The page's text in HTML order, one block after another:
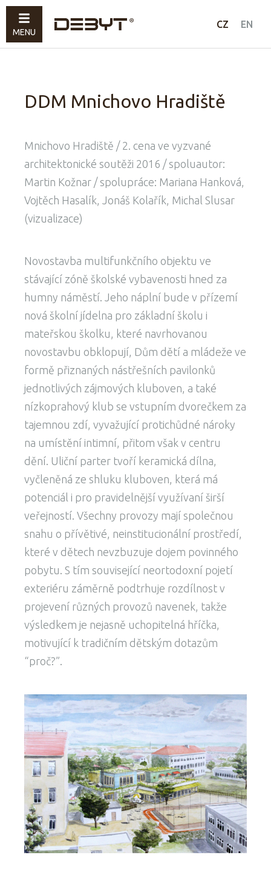
CZ EN
Nábytek
Svítidla
Prodáno
Kontakty
DDM Mnichovo Hradiště
Mnichovo Hradiště / 2. cena ve vyzvané
architektonické soutěži 2016 / spoluautor:
Martin Kožnar / spolupráce: Mariana Hanková,
Vojtěch Hasalík, Jonáš Kolařík, Michal Slusar
(vizualizace)
Novostavba multifunkčního objektu ve
stávající zóně školské vybavenosti hned za
humny náměstí. Jeho náplní bude v přízemí
nová školní jídelna pro základní školu i
mateřskou školku, které navrhovanou
novostavbu obklopují, Dům dětí a mládeže ve
formě přiznaných nástřešních pavilonků
jednotlivých zájmových kluboven, a také
nízkoprahový klub se vstupním dvorečkem za
tajemnou zdí, vyvažující protichůdné nároky
na umístění intimní, přitom však v centru
dění. Uliční parter tvoří keramická dílna,
vyčleněná ze shluku kluboven, která má
potenciál i pro pravidelnější využívaní širší
veřejností. Všechny provozy mají společnou
snahu o přívětivé, neinstitucionální prostředí,
které v dětech nevzbuzuje dojem povinného
pobytu. S tím související neortodoxní pojetí
exteriéru záměrně podtrhuje rozdílnost v
projevení různých provozů navenek, takže
výsledkem je nejasně uchopitelná hříčka,
motivující k tradičním dětským dotazům
“proč?”.
MENU